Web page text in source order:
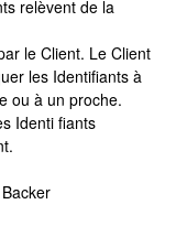
relèvent de la
le Client. Le Client
les Identifiants à
ou à un proche.
Identi fiants